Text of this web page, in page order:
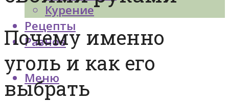
Курение
Рецепты
Разное
Меню
Почему именно
уголь и как его
выбрать